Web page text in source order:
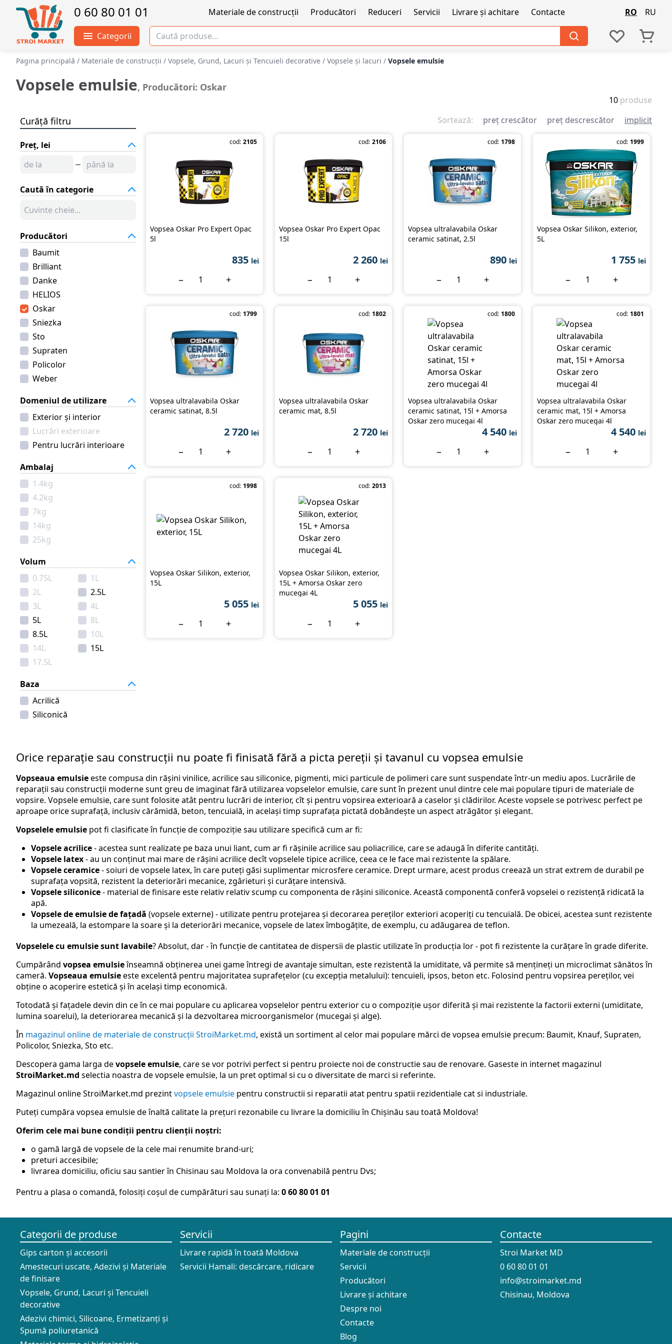
0 60 80 01 01 Materiale de construcții Producători Reduceri Servicii Livrare și achitare Contacte RO RU
Categorii
Pagina principală / Materiale de construcții / Vopsele, Grund, Lacuri și Tencuieli decorative / Vopsele și lacuri / Vopsele emulsie
Vopsele emulsie, Producători: Oskar
10 produse
Curăță filtru
Preț, lei
Caută în categorie
Producători
Baumit
Brilliant
Danke
HELIOS
Oskar
Sniezka
Sto
Supraten
Policolor
Weber
Domeniul de utilizare
Exterior și interior
Lucrări exterioare
Pentru lucrări interioare
Ambalaj
1.4kg
4.2kg
7kg
14kg
25kg
Volum
0.75L
1L
2L
2.5L
3L
4L
5L
8L
8.5L
10L
14L
15L
17.5L
Baza
Acrilică
Siliconică
Sortează: preț crescător preț descrescător implicit
cod: 2105
Vopsea Oskar Pro Expert Opac
5l
835 lei
− +
cod: 2106
Vopsea Oskar Pro Expert Opac
15l
2 260 lei
− +
cod: 1798
Vopsea ultralavabila Oskar
ceramic satinat, 2.5l
890 lei
− +
cod: 1999
Vopsea Oskar Silikon, exterior,
5L
1 755 lei
− +
cod: 1799
Vopsea ultralavabila Oskar
ceramic satinat, 8.5l
2 720 lei
− +
cod: 1802
Vopsea ultralavabila Oskar
ceramic mat, 8.5l
2 720 lei
− +
cod: 1800
Vopsea ultralavabila Oskar
ceramic satinat, 15l + Amorsa
Oskar zero mucegai 4l
4 540 lei
− +
cod: 1801
Vopsea ultralavabila Oskar
ceramic mat, 15l + Amorsa
Oskar zero mucegai 4l
4 540 lei
− +
cod: 1998
Vopsea Oskar Silikon, exterior,
15L
5 055 lei
− +
cod: 2013
Vopsea Oskar Silikon, exterior,
15L + Amorsa Oskar zero
mucegai 4L
5 055 lei
− +
Orice reparație sau construcții nu poate fi finisată fără a picta pereții și tavanul cu vopsea emulsie
Vopseaua emulsieeste compusa din rășini vinilice, acrilice sau siliconice, pigmenti, mici particule de polimeri care sunt suspendate într-un mediu apos. Lucrările de
reparații sau construcții moderne sunt greu de imaginat fără utilizarea vopselelor emulsie, care sunt în prezent unul dintre cele mai populare tipuri de materiale de
vopsire. Vopsele emulsie, care sunt folosite atât pentru lucrări de interior, cît și pentru vopsirea exterioară a caselor și clădirilor. Aceste vopsele se potrivesc perfect pe
aproape orice suprafață, inclusiv cărămidă, beton, tencuială, in același timp suprafața pictată dobândește un aspect atrăgător și elegant.
Vopselele emulsie pot fi clasificate în funcție de compoziție sau utilizare specifică cum ar fi:
Vopsele acrilice- acestea sunt realizate pe baza unui liant, cum ar fi rășinile acrilice sau poliacrilice, care se adaugă în diferite cantități.
Vopsele latex- au un conținut mai mare de rășini acrilice decît vopselele tipice acrilice, ceea ce le face mai rezistente la spălare.
Vopsele ceramice- soiuri de vopsele latex, în care puteți găsi suplimentar microsfere ceramice. Drept urmare, acest produs creează un strat extrem de durabil pe
suprafața vopsită, rezistent la deteriorări mecanice, zgârieturi și curățare intensivă.
Vopsele siliconice- material de finisare este relativ relativ scump cu componenta de rășini siliconice. Această componentă conferă vopselei o rezistență ridicată la
apă.
Vopsele de emulsie de fațadă (vopsele externe) - utilizate pentru protejarea și decorarea pereților exteriori acoperiți cu tencuială. De obicei, acestea sunt rezistente
la umezeală, la estompare la soare și la deteriorări mecanice, vopsele de latex îmbogățite, de exemplu, cu adăugarea de teflon.
Vopselele cu emulsie sunt lavabile? Absolut, dar - în funcție de cantitatea de dispersii de plastic utilizate în producția lor - pot fi rezistente la curățare în grade diferite.
Cumpărând vopsea emulsieînseamnă obținerea unei game întregi de avantaje simultan, este rezistentă la umiditate, vă permite să mențineți un microclimat sănătos în
cameră. Vopseaua emulsieeste excelentă pentru majoritatea suprafețelor (cu excepția metalului): tencuieli, ipsos, beton etc. Folosind pentru vopsirea pereților, vei
obține o acoperire estetică și în același timp economică.
Totodată și fațadele devin din ce în ce mai populare cu aplicarea vopselelor pentru exterior cu o compoziție ușor diferită și mai rezistente la factorii externi (umiditate,
lumina soarelui), la deteriorarea mecanică și la dezvoltarea microorganismelor (mucegai și alge).
În magazinul online de materiale de construcții StroiMarket.md, există un sortiment al celor mai populare mărci de vopsea emulsie precum: Baumit, Knauf, Supraten,
Policolor, Sniezka, Sto etc.
Descopera gama larga devopsele emulsie, care se vor potrivi perfect si pentru proiecte noi de constructie sau de renovare. Gaseste in internet magazinul
StroiMarket.md selectia noastra de vopsele emulsie, la un pret optimal si cu o diversitate de marci si referinte.
Magazinul online StroiMarket.md prezintvopsele emulsie pentru constructii si reparatii atat pentru spatii rezidentiale cat si industriale.
Puteți cumpăra vopsea emulsie de înaltă calitate la prețuri rezonabile cu livrare la domiciliu în Chișinău sau toată Moldova!
Oferim cele mai bune condiții pentru clienții noștri:
o gamă largă de vopsele de la cele mai renumite brand-uri;
preturi accesibile;
livrarea domiciliu, oficiu sau santier în Chisinau sau Moldova la ora convenabilă pentru Dvs;
Pentru a plasa o comandă, folosiți coșul de cumpărături sau sunați la: 0 60 80 01 01
Categorii de produse
Gips carton și accesorii
Amestecuri uscate, Adezivi şi Materiale
de finisare
Vopsele, Grund, Lacuri și Tencuieli
decorative
Adezivi chimici, Silicoane, Ermetizanți și
Spumă poliuretanică
Servicii
Livrare rapidă în toată Moldova
Servicii Hamali: descărcare, ridicare
Pagini
Materiale de construcții
Servicii
Producători
Livrare și achitare
Despre noi
Contacte
Blog
Contacte
Stroi Market MD
0 60 80 01 01
info@stroimarket.md
Chisinau, Moldova